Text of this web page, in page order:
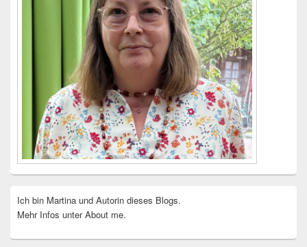
Ich bin Martina und Autorin dieses Blogs.
Mehr Infos unter About me.